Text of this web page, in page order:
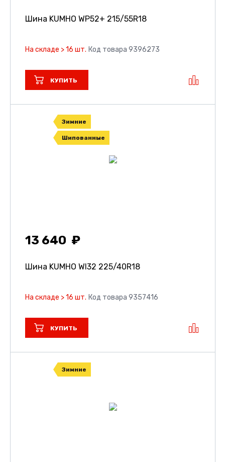
Шина KUMHO WP52+ 215/55R18
На складе > 16 шт. Код товара 9396273
КУПИТЬ
Зимние
Шипованные
13 640
Шина KUMHO WI32 225/40R18
На складе > 16 шт. Код товара 9357416
КУПИТЬ
Зимние